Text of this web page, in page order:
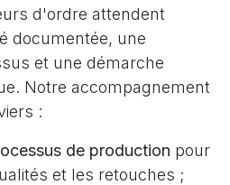
d'ordre attendent
documentée, une
et une démarche
Notre accompagnement
:
de production pour
et les retouches ;